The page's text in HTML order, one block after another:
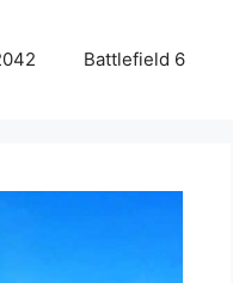
Battlefield 6